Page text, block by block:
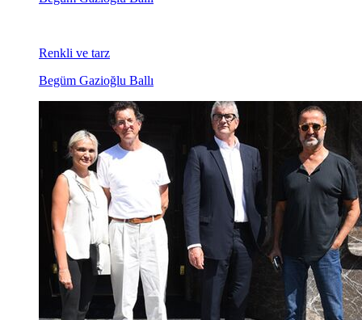
Renkli ve tarz
Begüm Gazioğlu Ballı